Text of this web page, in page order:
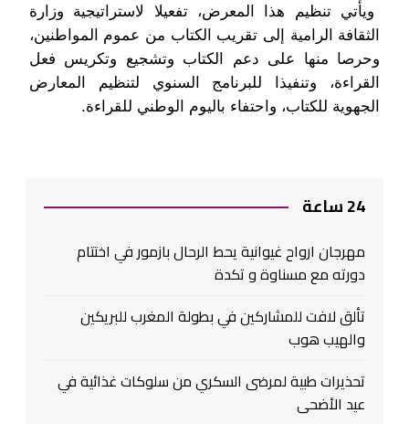
ويأتي تنظيم هذا المعرض، تفعيلا لاستراتيجية وزارة
الثقافة الرامية إلى تقريب الكتاب من عموم المواطنين،
وحرصا منها على دعم الكتاب وتشجيع وتكريس فعل
القراءة، وتنفيذا للبرنامج السنوي لتنظيم المعارض
الجهوية للكتاب، واحتفاء باليوم الوطني للقراءة.
24 ساعة
مهرجان ارواح غيوانية يحط الرحال بازمور في اختتام
دورته مع مسناوة و تكدة
تألق لافت للمشاركين في بطولة المغرب للبريكين
والهيب هوب
تحذيرات طبية لمرضى السكري من سلوكات غذائية في
عيد الأضحى